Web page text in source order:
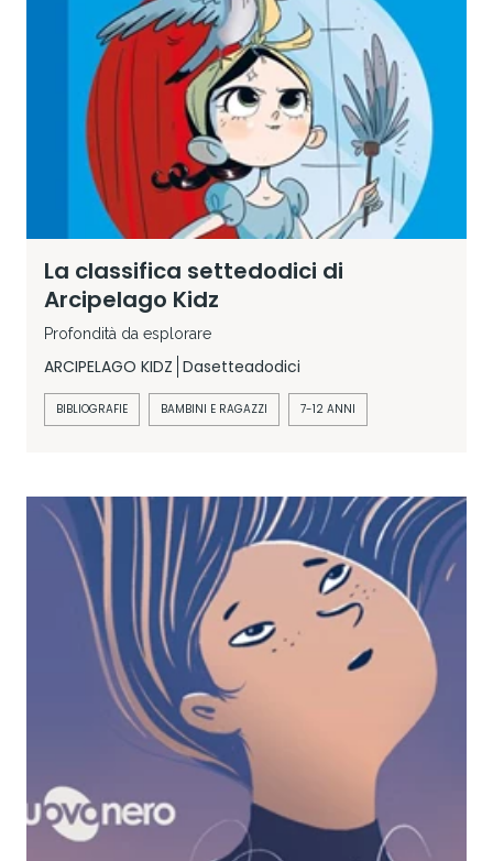
La classifica settedodici di
Arcipelago Kidz
Profondità da esplorare
ARCIPELAGO KIDZ Dasetteadodici
BIBLIOGRAFIE BAMBINI E RAGAZZI 7-12 ANNI